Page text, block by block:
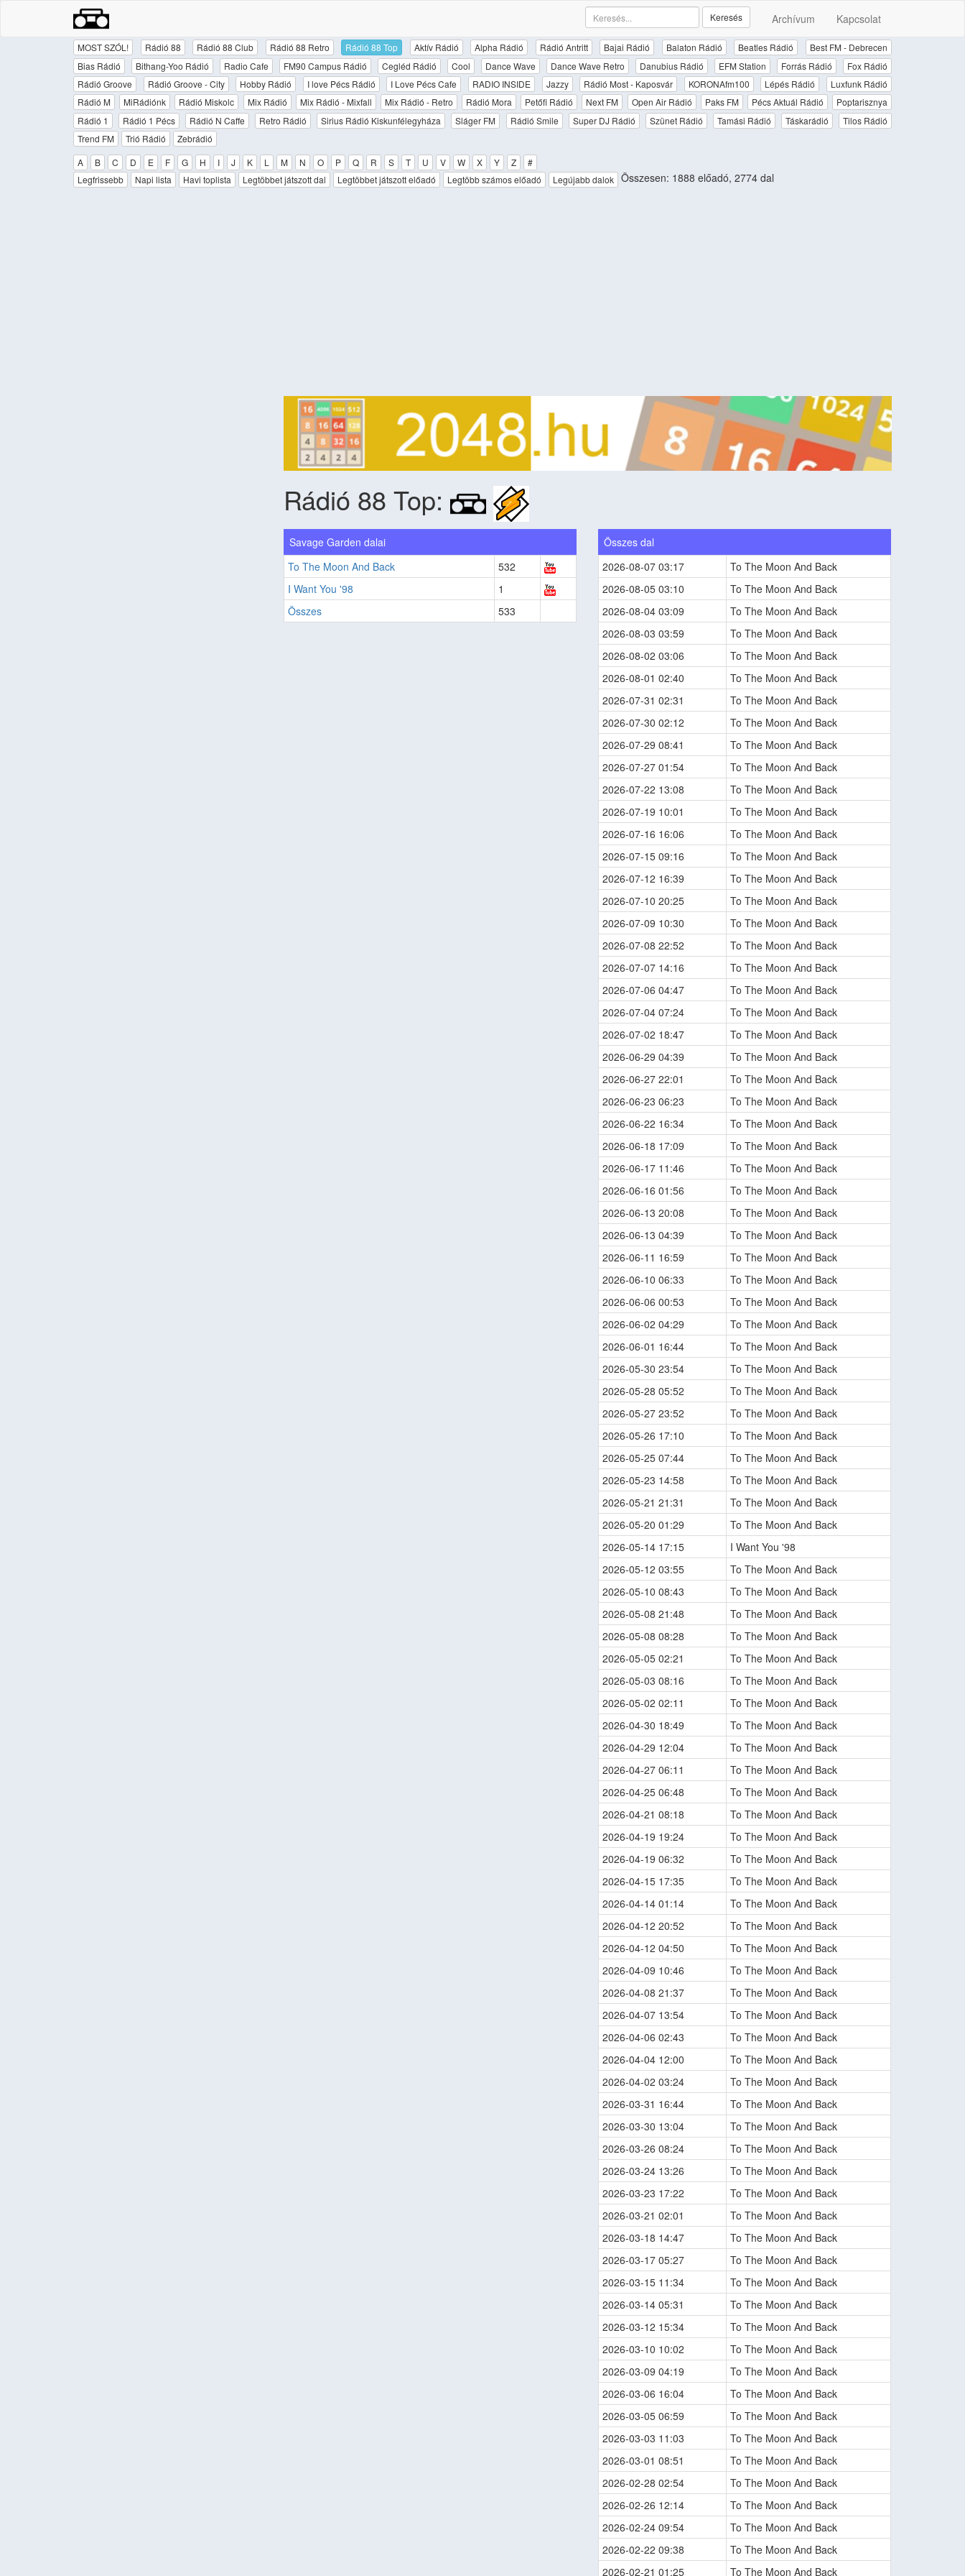
Archívum Kapcsolat
Keresés
MOST SZÓL! Rádió 88 Rádió 88 Club Rádió 88 Retro Rádió 88 Top Aktív Rádió Alpha Rádió Rádió Antritt Bajai Rádió Balaton Rádió Beatles Rádió
Best FM - Debrecen
Bias Rádió
Bithang-Yoo Rádió Radio Cafe FM90 Campus Rádió Cegléd Rádió Cool Dance Wave Dance Wave Retro Danubius Rádió EFM Station Forrás Rádió
Fox Rádió
Rádió Groove
Rádió Groove - City Hobby Rádió I love Pécs Rádió I Love Pécs Cafe RADIO INSIDE Jazzy Rádió Most - Kaposvár KORONAfm100 Lépés Rádió
Luxfunk Rádió
Rádió M
MiRádiónk Rádió Miskolc Mix Rádió Mix Rádió - Mixfall Mix Rádió - Retro Rádió Mora Petőfi Rádió Next FM Open Air Rádió Paks FM Pécs Aktuál Rádió
Poptarisznya
Rádió 1
Rádió 1 Pécs Rádió N Caffe Retro Rádió Sirius Rádió Kiskunfélegyháza Sláger FM Rádió Smile Super DJ Rádió Szünet Rádió Tamási Rádió Táskarádió
Tilos Rádió
Trend FM
Trió Rádió
Zebrádió
A
B C D E F G H I J K L M N O P Q R S T U V W X Y Z
#
Legfrissebb
Napi lista Havi toplista Legtöbbet játszott dal Legtöbbet játszott előadó Legtöbb számos előadó Legújabb dalok Összesen: 1888 előadó, 2774 dal
Rádió 88 Top:
Savage Garden dalai
To The Moon And Back
532
I Want You '98
1
Összes
533
Összes dal
2026-08-07 03:17
To The Moon And Back
2026-08-05 03:10
To The Moon And Back
2026-08-04 03:09
To The Moon And Back
2026-08-03 03:59
To The Moon And Back
2026-08-02 03:06
To The Moon And Back
2026-08-01 02:40
To The Moon And Back
2026-07-31 02:31
To The Moon And Back
2026-07-30 02:12
To The Moon And Back
2026-07-29 08:41
To The Moon And Back
2026-07-27 01:54
To The Moon And Back
2026-07-22 13:08
To The Moon And Back
2026-07-19 10:01
To The Moon And Back
2026-07-16 16:06
To The Moon And Back
2026-07-15 09:16
To The Moon And Back
2026-07-12 16:39
To The Moon And Back
2026-07-10 20:25
To The Moon And Back
2026-07-09 10:30
To The Moon And Back
2026-07-08 22:52
To The Moon And Back
2026-07-07 14:16
To The Moon And Back
2026-07-06 04:47
To The Moon And Back
2026-07-04 07:24
To The Moon And Back
2026-07-02 18:47
To The Moon And Back
2026-06-29 04:39
To The Moon And Back
2026-06-27 22:01
To The Moon And Back
2026-06-23 06:23
To The Moon And Back
2026-06-22 16:34
To The Moon And Back
2026-06-18 17:09
To The Moon And Back
2026-06-17 11:46
To The Moon And Back
2026-06-16 01:56
To The Moon And Back
2026-06-13 20:08
To The Moon And Back
2026-06-13 04:39
To The Moon And Back
2026-06-11 16:59
To The Moon And Back
2026-06-10 06:33
To The Moon And Back
2026-06-06 00:53
To The Moon And Back
2026-06-02 04:29
To The Moon And Back
2026-06-01 16:44
To The Moon And Back
2026-05-30 23:54
To The Moon And Back
2026-05-28 05:52
To The Moon And Back
2026-05-27 23:52
To The Moon And Back
2026-05-26 17:10
To The Moon And Back
2026-05-25 07:44
To The Moon And Back
2026-05-23 14:58
To The Moon And Back
2026-05-21 21:31
To The Moon And Back
2026-05-20 01:29
To The Moon And Back
2026-05-14 17:15
I Want You '98
2026-05-12 03:55
To The Moon And Back
2026-05-10 08:43
To The Moon And Back
2026-05-08 21:48
To The Moon And Back
2026-05-08 08:28
To The Moon And Back
2026-05-05 02:21
To The Moon And Back
2026-05-03 08:16
To The Moon And Back
2026-05-02 02:11
To The Moon And Back
2026-04-30 18:49
To The Moon And Back
2026-04-29 12:04
To The Moon And Back
2026-04-27 06:11
To The Moon And Back
2026-04-25 06:48
To The Moon And Back
2026-04-21 08:18
To The Moon And Back
2026-04-19 19:24
To The Moon And Back
2026-04-19 06:32
To The Moon And Back
2026-04-15 17:35
To The Moon And Back
2026-04-14 01:14
To The Moon And Back
2026-04-12 20:52
To The Moon And Back
2026-04-12 04:50
To The Moon And Back
2026-04-09 10:46
To The Moon And Back
2026-04-08 21:37
To The Moon And Back
2026-04-07 13:54
To The Moon And Back
2026-04-06 02:43
To The Moon And Back
2026-04-04 12:00
To The Moon And Back
2026-04-02 03:24
To The Moon And Back
2026-03-31 16:44
To The Moon And Back
2026-03-30 13:04
To The Moon And Back
2026-03-26 08:24
To The Moon And Back
2026-03-24 13:26
To The Moon And Back
2026-03-23 17:22
To The Moon And Back
2026-03-21 02:01
To The Moon And Back
2026-03-18 14:47
To The Moon And Back
2026-03-17 05:27
To The Moon And Back
2026-03-15 11:34
To The Moon And Back
2026-03-14 05:31
To The Moon And Back
2026-03-12 15:34
To The Moon And Back
2026-03-10 10:02
To The Moon And Back
2026-03-09 04:19
To The Moon And Back
2026-03-06 16:04
To The Moon And Back
2026-03-05 06:59
To The Moon And Back
2026-03-03 11:03
To The Moon And Back
2026-03-01 08:51
To The Moon And Back
2026-02-28 02:54
To The Moon And Back
2026-02-26 12:14
To The Moon And Back
2026-02-24 09:54
To The Moon And Back
2026-02-22 09:38
To The Moon And Back
2026-02-21 01:25
To The Moon And Back